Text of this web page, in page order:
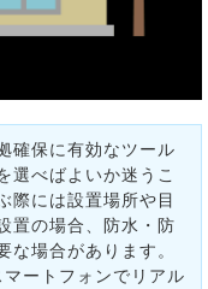
確保に有効なツール
選べばよいか迷うこ
際には設置場所や目
置の場合、防水・防
な場合があります。
ートフォンでリアル